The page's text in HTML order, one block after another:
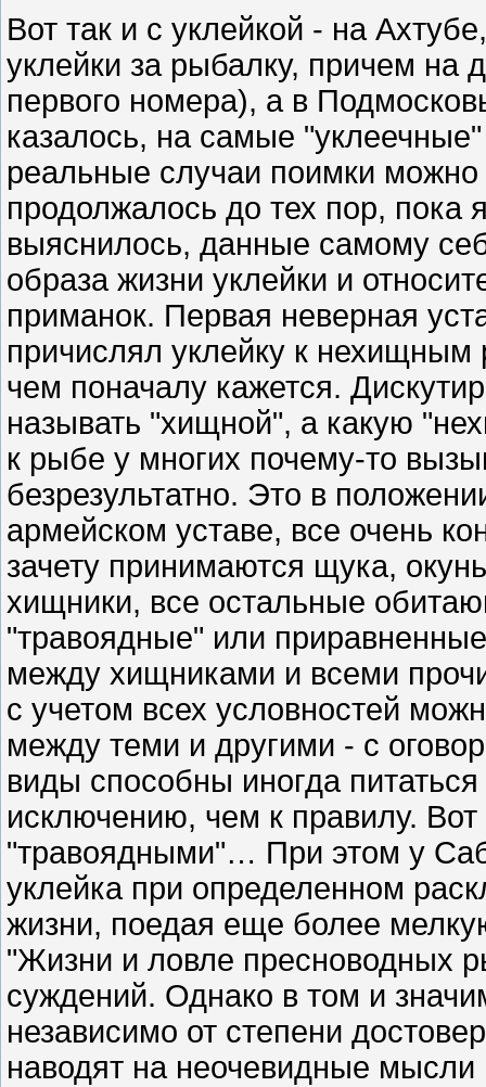
Вот так и с уклейкой - на
уклейки за рыбалку, причем на
первого номера), а в
казалось, на самые
реальные случаи поимки
продолжалось до тех пор, пока
выяснилось, данные самому
образа жизни уклейки и
приманок. Первая неверная
причислял уклейку к нехищным
чем поначалу кажется.
называть "хищной", а какую
к рыбе у многих почему-то
безрезультатно. Это в
армейском уставе, все очень
зачету принимаются щука,
хищники, все остальные
"травоядные" или
между хищниками и всеми
с учетом всех условностей
между теми и другими - с
виды способны иногда
исключению, чем к правилу.
"травоядными"… При этом у
уклейка при определенном
жизни, поедая еще более
"Жизни и ловле пресноводных
суждений. Однако в том и
независимо от степени
наводят на неочевидные